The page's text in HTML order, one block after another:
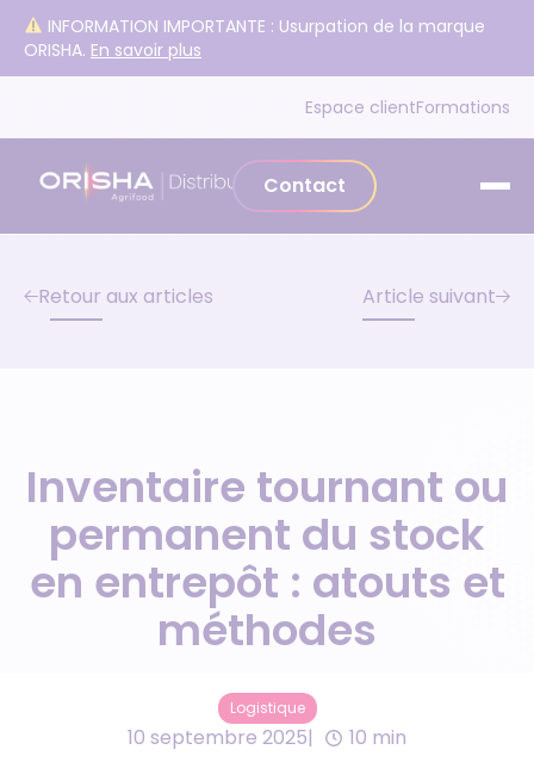
Aller au contenu
INFORMATION IMPORTANTE : Usurpation de la marque
ORISHA. En savoir plus
Espace clientFormations
Contact
Retour aux articles Article suivant
Inventaire tournant ou
permanent du stock
en entrepôt : atouts et
méthodes
Logistique
10 septembre 2025 10 min